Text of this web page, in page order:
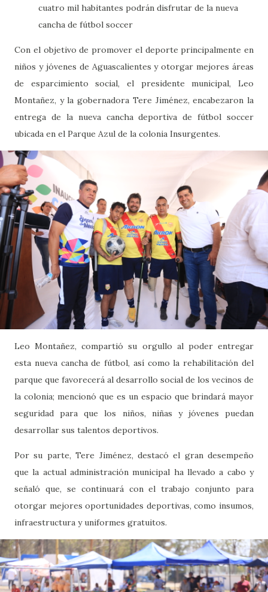
cuatro mil habitantes podrán disfrutar de la nueva
cancha de fútbol soccer
Con el objetivo de promover el deporte principalmente en
niños y jóvenes de Aguascalientes y otorgar mejores áreas
de esparcimiento social, el presidente municipal, Leo
Montañez, y la gobernadora Tere Jiménez, encabezaron la
entrega de la nueva cancha deportiva de fútbol soccer
ubicada en el Parque Azul de la colonia Insurgentes.
Leo Montañez, compartió su orgullo al poder entregar
esta nueva cancha de fútbol, así como la rehabilitación del
parque que favorecerá al desarrollo social de los vecinos de
la colonia; mencionó que es un espacio que brindará mayor
seguridad para que los niños, niñas y jóvenes puedan
desarrollar sus talentos deportivos.
Por su parte, Tere Jiménez, destacó el gran desempeño
que la actual administración municipal ha llevado a cabo y
señaló que, se continuará con el trabajo conjunto para
otorgar mejores oportunidades deportivas, como insumos,
infraestructura y uniformes gratuitos.